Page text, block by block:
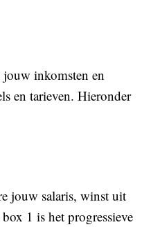
inkomsten en
en tarieven. Hieronder
jouw salaris, winst uit
1 is het progressieve